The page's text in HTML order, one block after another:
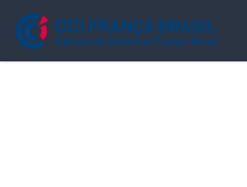
Pular para o conteúdo